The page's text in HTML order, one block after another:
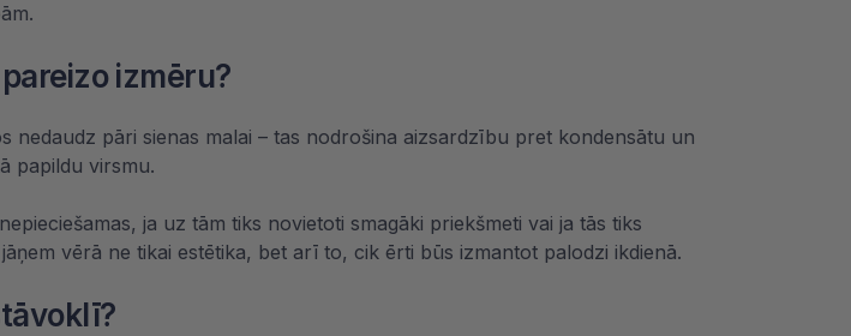
izmēru?
nedaudz pāri sienas malai – tas nodrošina aizsardzību pret kondensātu un
papildu virsmu.
ja uz tām tiks novietoti smagāki priekšmeti vai ja tās tiks
vērā ne tikai estētika, bet arī to, cik ērti būs izmantot palodzi ikdienā.